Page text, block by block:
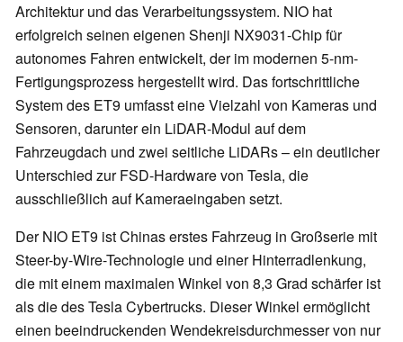
Architektur und das Verarbeitungssystem. NIO hat
erfolgreich seinen eigenen Shenji NX9031-Chip für
autonomes Fahren entwickelt, der im modernen 5-nm-
Fertigungsprozess hergestellt wird. Das fortschrittliche
System des ET9 umfasst eine Vielzahl von Kameras und
Sensoren, darunter ein LiDAR-Modul auf dem
Fahrzeugdach und zwei seitliche LiDARs – ein deutlicher
Unterschied zur FSD-Hardware von Tesla, die
ausschließlich auf Kameraeingaben setzt.
Der NIO ET9 ist Chinas erstes Fahrzeug in Großserie mit
Steer-by-Wire-Technologie und einer Hinterradlenkung,
die mit einem maximalen Winkel von 8,3 Grad schärfer ist
als die des Tesla Cybertrucks. Dieser Winkel ermöglicht
einen beeindruckenden Wendekreisdurchmesser von nur